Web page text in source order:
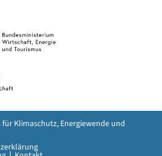
Klimaschutz, Energiewende und